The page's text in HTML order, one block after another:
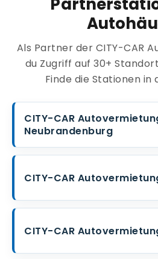
Als Partner der CITY-CAR
du Zugriff auf 30+
Finde die Stationen in
CITY-CAR
Neubrandenburg
CITY-CAR
CITY-CAR